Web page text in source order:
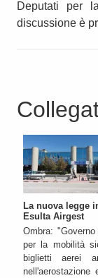
Deputati per
discussione è
La nuova legge
Esulta Airgest
Ombra:
per la mobilità
biglietti aerei
nell'aerostazione